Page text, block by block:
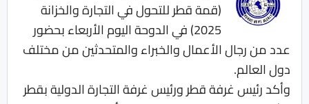
(قمة قطر للتحول في التجارة والخزانة
2025) في الدوحة اليوم الأربعاء بحضور
عدد من رجال الأعمال والخبراء والمتحدثين من مختلف
دول العالم.
وأكد رئيس غرفة قطر ورئيس غرفة التجارة الدولية بقطر